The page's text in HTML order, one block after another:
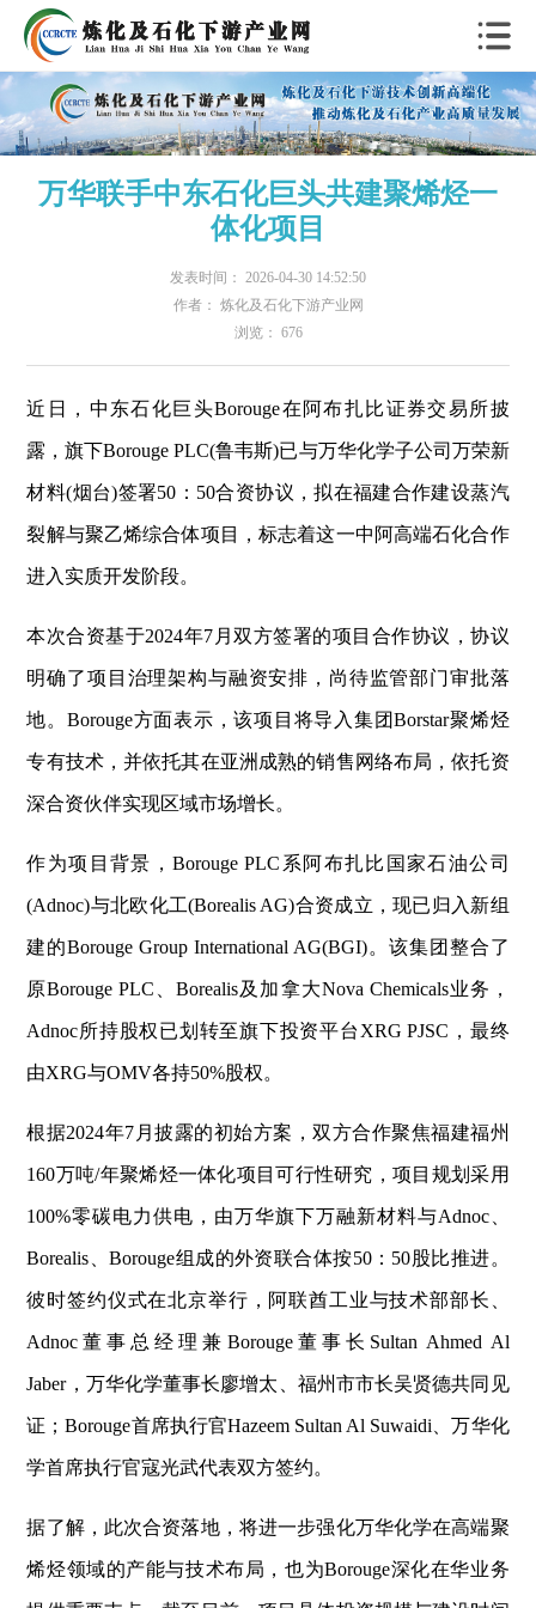
万华联手中东石化巨头共建聚烯烃一
体化项目
发表时间： 2026-04-30 14:52:50
作者： 炼化及石化下游产业网
浏览： 676
近日，中东石化巨头Borouge在阿布扎比证券交易所披
露，旗下Borouge PLC(鲁韦斯)已与万华化学子公司万荣新
材料(烟台)签署50：50合资协议，拟在福建合作建设蒸汽
裂解与聚乙烯综合体项目，标志着这一中阿高端石化合作
进入实质开发阶段。
本次合资基于2024年7月双方签署的项目合作协议，协议
明确了项目治理架构与融资安排，尚待监管部门审批落
地。Borouge方面表示，该项目将导入集团Borstar聚烯烃
专有技术，并依托其在亚洲成熟的销售网络布局，依托资
深合资伙伴实现区域市场增长。
作为项目背景，Borouge PLC系阿布扎比国家石油公司
(Adnoc)与北欧化工(Borealis AG)合资成立，现已归入新组
建的Borouge Group International AG(BGI)。该集团整合了
原Borouge PLC、Borealis及加拿大Nova Chemicals业务，
Adnoc所持股权已划转至旗下投资平台XRG PJSC，最终
由XRG与OMV各持50%股权。
根据2024年7月披露的初始方案，双方合作聚焦福建福州
160万吨/年聚烯烃一体化项目可行性研究，项目规划采用
100%零碳电力供电，由万华旗下万融新材料与Adnoc、
Borealis、Borouge组成的外资联合体按50：50股比推进。
彼时签约仪式在北京举行，阿联酋工业与技术部部长、
Adnoc董事总经理兼Borouge董事长Sultan Ahmed Al
Jaber，万华化学董事长廖增太、福州市市长吴贤德共同见
证；Borouge首席执行官Hazeem Sultan Al Suwaidi、万华化
学首席执行官寇光武代表双方签约。
据了解，此次合资落地，将进一步强化万华化学在高端聚
烯烃领域的产能与技术布局，也为Borouge深化在华业务